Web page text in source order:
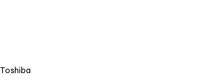
Toshiba